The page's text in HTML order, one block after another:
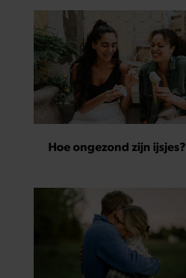
Hoe ongezond zijn ijsjes?